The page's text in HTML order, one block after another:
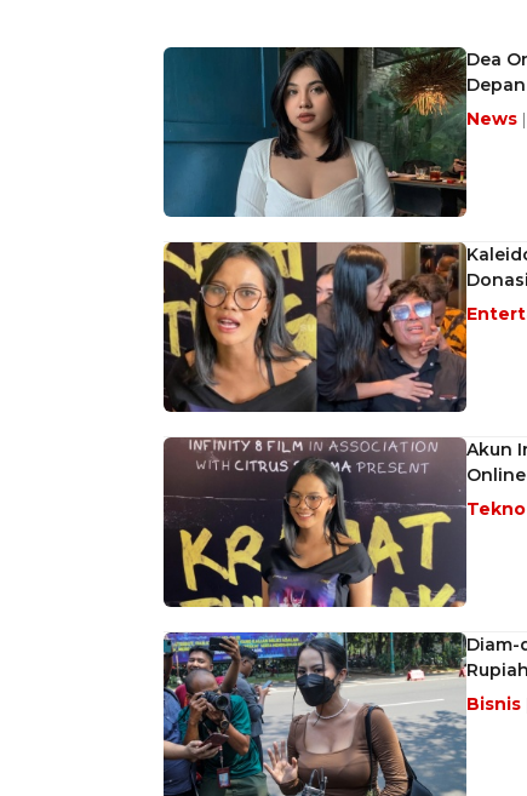
Dea
News
Akun
Online
Tekno
Diam-
Bisnis